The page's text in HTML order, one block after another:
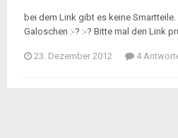
bei dem Link gibt es keine
Galoschen :-? :-? Bitte mal den Link
23. Dezember 2012 4